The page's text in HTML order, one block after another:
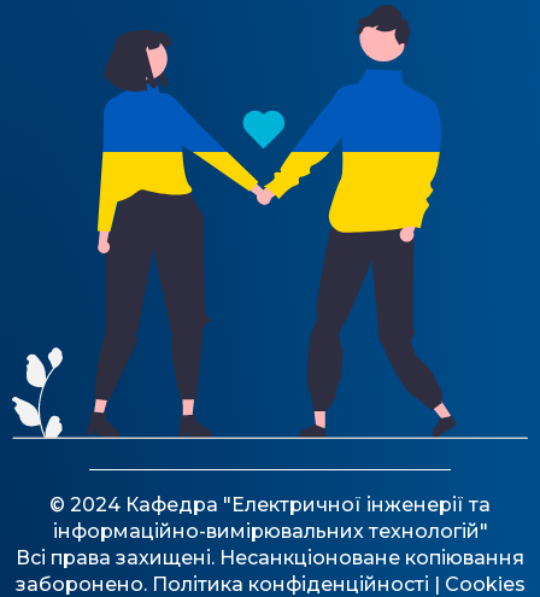
© 2024 Кафедра "Електричної інженерії та
інформаційно-вимірювальних технологій"
Всі права захищені. Несанкціоноване копіювання
заборонено. Політика конфіденційності | Cookies